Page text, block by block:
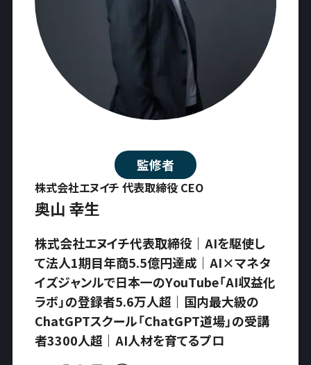
監修者
株式会社エヌイチ 代表取締役 CEO
奥山 幸生
株式会社エヌイチ代表取締役｜AIを駆使し
て法人1期目年商5.5億円達成｜AI×マネタ
イズジャンルで日本一のYouTube「AI収益化
ラボ」の登録者5.6万人超｜国内最大級の
ChatGPTスクール「ChatGPT道場」の受講
者3300人超｜AI人材を育てるプロ